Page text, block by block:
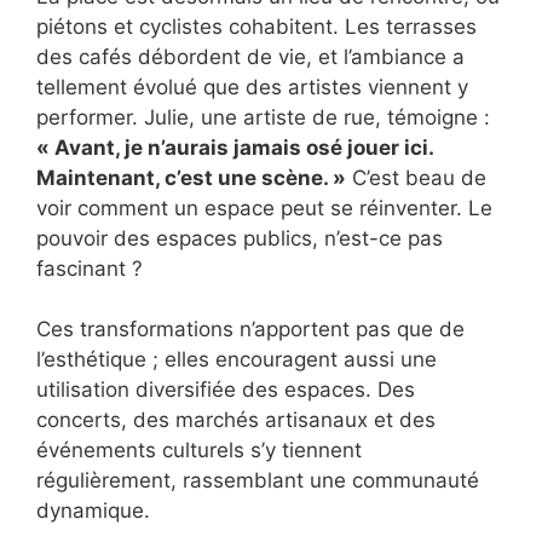
piétons et cyclistes cohabitent. Les terrasses
des cafés débordent de vie, et l’ambiance a
tellement évolué que des artistes viennent y
performer. Julie, une artiste de rue, témoigne :
« Avant, je n’aurais jamais osé jouer ici.
Maintenant, c’est une scène. » C’est beau de
voir comment un espace peut se réinventer. Le
pouvoir des espaces publics, n’est-ce pas
fascinant ?
Ces transformations n’apportent pas que de
l’esthétique ; elles encouragent aussi une
utilisation diversifiée des espaces. Des
concerts, des marchés artisanaux et des
événements culturels s’y tiennent
régulièrement, rassemblant une communauté
dynamique.